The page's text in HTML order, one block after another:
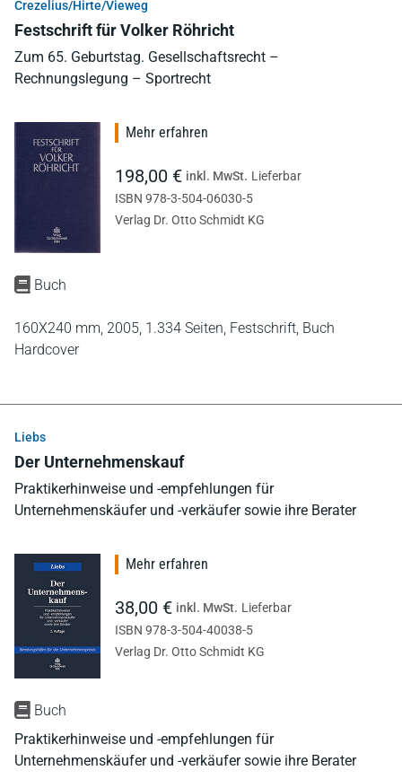
Crezelius/Hirte/Vieweg
Festschrift für Volker Röhricht
Zum 65. Geburtstag. Gesellschaftsrecht –
Rechnungslegung – Sportrecht
Buch
160X240 mm, 2005, 1.334 Seiten, Festschrift, Buch
Hardcover
Mehr erfahren
198,00 € inkl. MwSt. Lieferbar
ISBN 978-3-504-06030-5
Verlag Dr. Otto Schmidt KG
Liebs
Der Unternehmenskauf
Praktikerhinweise und -empfehlungen für
Unternehmenskäufer und -verkäufer sowie ihre Berater
Buch
Praktikerhinweise und -empfehlungen für
Unternehmenskäufer und -verkäufer sowie ihre Berater
Mehr erfahren
38,00 € inkl. MwSt. Lieferbar
ISBN 978-3-504-40038-5
Verlag Dr. Otto Schmidt KG